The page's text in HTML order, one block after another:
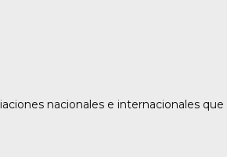
nacionales e internacionales